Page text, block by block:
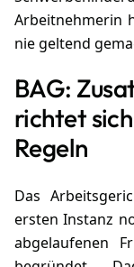
Arbeitnehmerin
nie geltend
BAG:
richtet
Regeln
Das
ersten Instanz
abgelaufenen